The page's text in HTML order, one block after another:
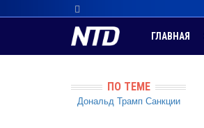
ГЛАВНАЯ
ПО ТЕМЕ
Дональд Трамп Санкции